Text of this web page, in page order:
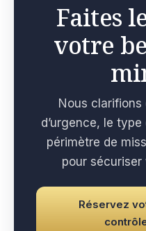
Faites
votre
Nous clarifions
d’urgence, le
périmètre de
pour
Réservez